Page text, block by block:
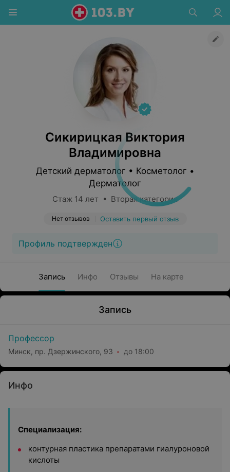
Сикирицкая Виктория
Владимировна
Детский дерматолог • Косметолог •
Дерматолог
Стаж 14 лет • Вторая категория
Нет отзывов Оставить первый отзыв
Профиль подтвержден
Запись Инфо Отзывы На карте
Запись
Профессор
Минск, пр. Дзержинского, 93 до 18:00
Инфо
Специализация:
контурная пластика препаратами гиалуроновой
кислоты